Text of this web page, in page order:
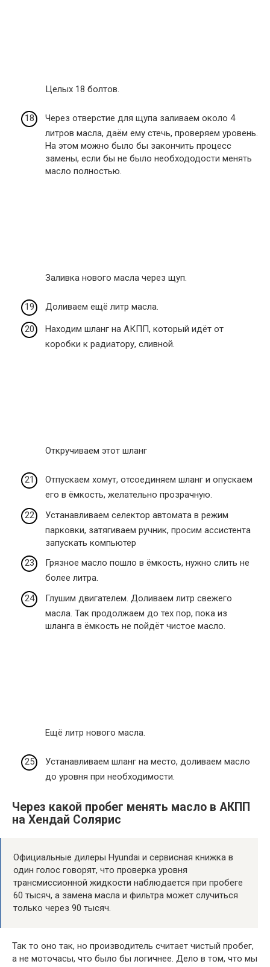
Целых 18 болтов.
Через отверстие для щупа заливаем около 4
литров масла, даём ему стечь, проверяем уровень.
На этом можно было бы закончить процесс
замены, если бы не было необхододости менять
масло полностью.
Заливка нового масла через щуп.
Доливаем ещё литр масла.
Находим шланг на АКПП, который идёт от
коробки к радиатору, сливной.
Откручиваем этот шланг
Отпускаем хомут, отсоединяем шланг и опускаем
его в ёмкость, желательно прозрачную.
Устанавливаем селектор автомата в режим
парковки, затягиваем ручник, просим ассистента
запускать компьютер
Грязное масло пошло в ёмкость, нужно слить не
более литра.
Глушим двигателем. Доливаем литр свежего
масла. Так продолжаем до тех пор, пока из
шланга в ёмкость не пойдёт чистое масло.
Ещё литр нового масла.
Устанавливаем шланг на место, доливаем масло
до уровня при необходимости.
Через какой пробег менять масло в АКПП
на Хендай Солярис
Официальные дилеры Hyundai и сервисная книжка в
один голос говорят, что проверка уровня
трансмиссионной жидкости наблюдается при пробеге
60 тысяч, а замена масла и фильтра может случиться
только через 90 тысяч.
Так то оно так, но производитель считает чистый пробег,
а не моточасы, что было бы логичнее. Дело в том, что мы